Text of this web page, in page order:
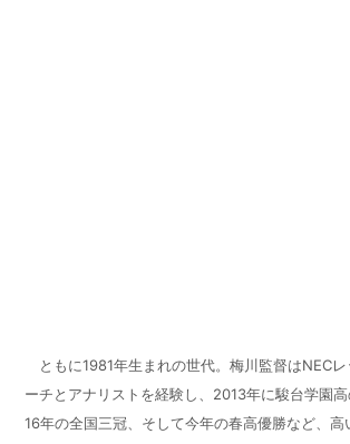
ともに1981年生まれの世代。梅川監督はNEC
ーチとアナリストを経験し、 2013年に駿台学園高
16年の全国三冠、そして今年の春高優勝など、高